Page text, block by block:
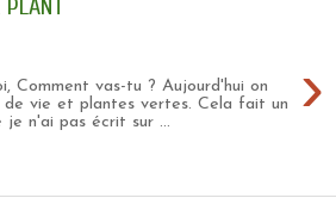
PLANT
›
Comment vas-tu ? Aujourd'hui on
de vie et plantes vertes. Cela fait un
je n'ai pas écrit sur ...